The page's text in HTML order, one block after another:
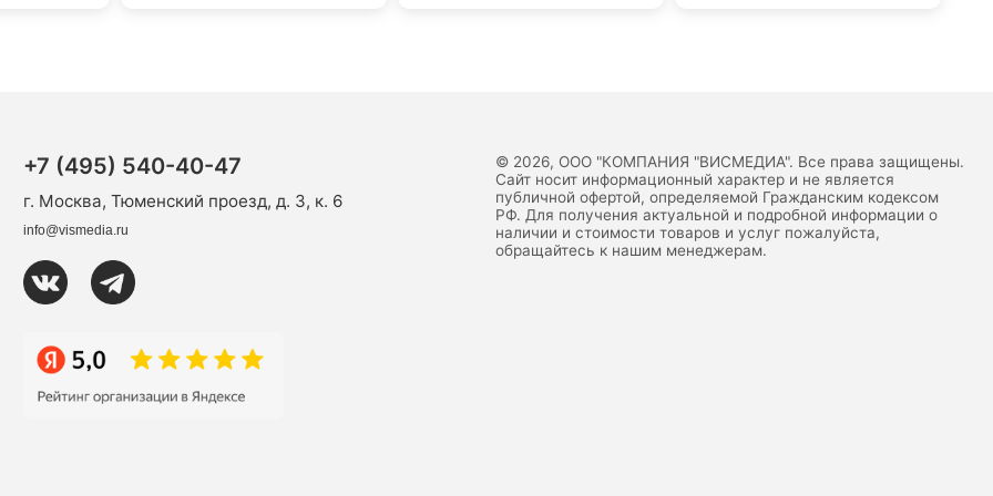
+7 (495) 540-40-47
г. Москва, Тюменский проезд, д. 3, к. 6
info@vismedia.ru
© 2026, ООО "КОМПАНИЯ "ВИСМЕДИА". Все права защищены.
Сайт носит информационный характер и не является
публичной офертой, определяемой Гражданским кодексом
РФ. Для получения актуальной и подробной информации о
наличии и стоимости товаров и услуг пожалуйста,
обращайтесь к нашим менеджерам.